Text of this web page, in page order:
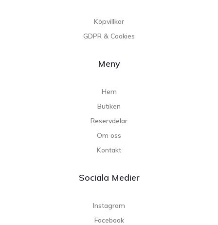
Köpvillkor
GDPR & Cookies
Meny
Hem
Butiken
Reservdelar
Om oss
Kontakt
Sociala Medier
Instagram
Facebook